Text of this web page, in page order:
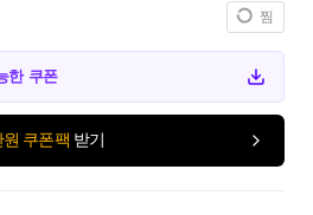
찜
한 쿠폰
원 쿠폰팩 받기